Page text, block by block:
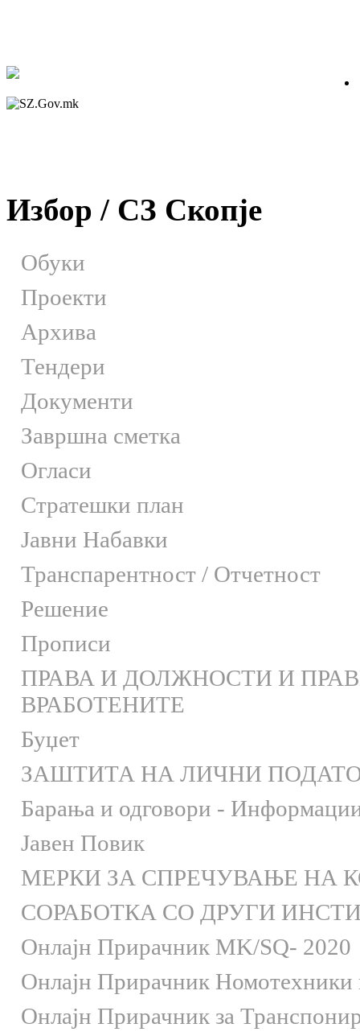
Избор / СЗ Скопје
Обуки
Проекти
Архива
Тендери
Документи
Завршна сметка
Огласи
Стратешки план
Јавни Набавки
Транспарентност / Отчетност
Решение
Прописи
ПРАВА И ДОЛЖНОСТИ И
ВРАБОТЕНИТЕ
Буџет
ЗАШТИТА НА ЛИЧНИ
Барања и одговори - Информации
Јавен Повик
МЕРКИ ЗА СПРЕЧУВАЊЕ НА
СОРАБОТКА СО ДРУГИ
Онлaјн Прирачник MK/SQ- 2020
Онлаjн Прирачник Номотехники
Онлаjн Прирачник за